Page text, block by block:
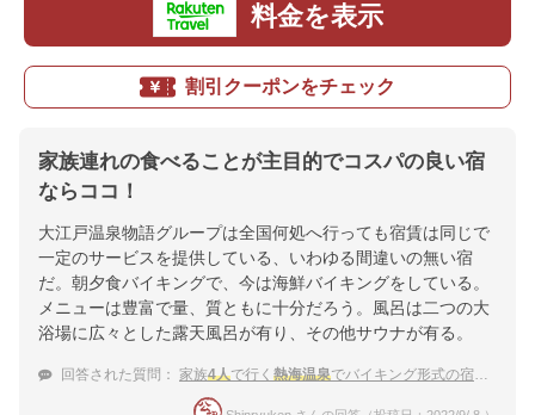
料金を表示
割引クーポンをチェック
家族連れの食べることが主目的でコスパの良い宿
ならココ！
大江戸温泉物語グループは全国何処へ行っても宿賃は同じで
一定のサービスを提供している、いわゆる間違いの無い宿
だ。朝夕食バイキングで、今は海鮮バイキングをしている。
メニューは豊富で量、質ともに十分だろう。風呂は二つの大
浴場に広々とした露天風呂が有り、その他サウナが有る。
回答された質問： 家族4人で行く 熱海温泉でバイキング形式の宿を教えてください